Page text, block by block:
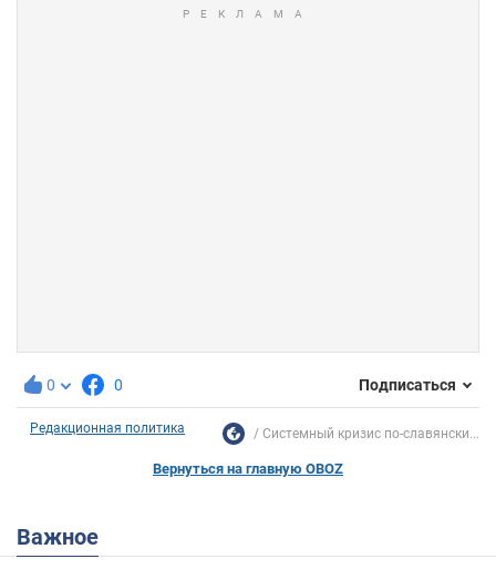
0 0 Подписаться
Редакционная политика Системный кризис по-славянски...
Вернуться на главную OBOZ
Важное